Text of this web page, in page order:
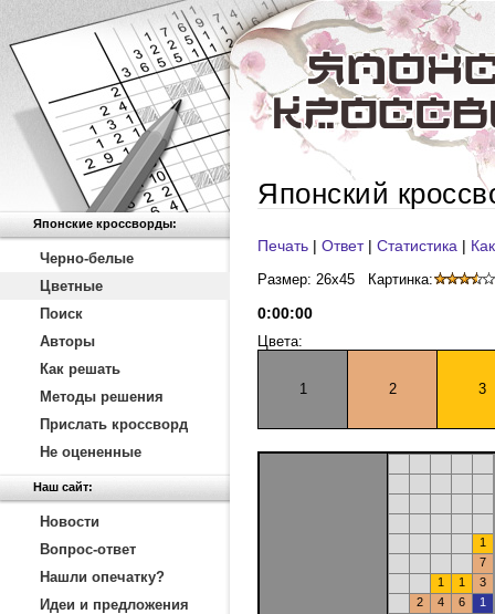
Японские кроссворды:
Черно-белые
Цветные
Поиск
Авторы
Как решать
Методы решения
Прислать кроссворд
Не оцененные
Наш сайт:
Новости
Вопрос-ответ
Нашли опечатку?
Идеи и предложения
Японский
Печать | Ответ| Статистика |
Размер: 26x45 Картинка:
0:00:00
Цвета:
1 2 3
1
7
1
1
3
2
4 6
1